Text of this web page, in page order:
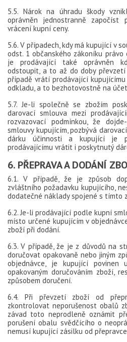
5.5. Nárok na úhradu škody
oprávněn jednostranně započíst
vrácení kupní ceny.
5.6. V případech, kdy má kupující v
odst. 1 občanského zákoníku
je prodávající také oprávněn
odstoupit, a to až do doby
případě vrátí prodávající
odkladu, a to bezhotovostně na
5.7. Je-li společně se zbožím
darovací smlouva mezi
rozvazovací podmínkou, že
smlouvy kupujícím, pozbývá
dárku účinnosti a kupující je
prodávajícímu vrátit i poskytnutý
6. PŘEPRAVA A DODÁNÍ
6.1. V případě, že je způsob
zvláštního požadavku kupujícího,
dodatečné náklady spojené s tímto
6.2. Je-li prodávající podle kupní
místo určené kupujícím v
zboží při dodání.
6.3. V případě, že je z důvodů na
doručovat opakovaně nebo jiným
objednávce, je kupující povinen
opakovaným doručováním zboží,
způsobem doručení.
6.4. Při převzetí zboží od
zkontrolovat neporušenost obalů
závad toto neprodleně oznámit
porušení obalu svědčícího o
nemusí kupující zásilku od